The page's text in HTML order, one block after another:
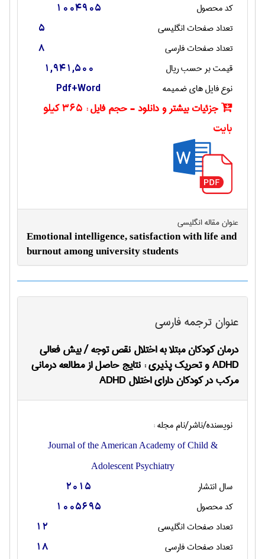
کد محصول 1004905
تعداد صفحات انگليسی 5
تعداد صفحات فارسی 8
قیمت بر حسب ریال 1,941,500
نوع فایل های ضمیمه Pdf+Word
جزئیات بیشتر و دانلود - حجم فایل :
365 کیلو
بایت
عنوان مقاله انگليسی
Emotional intelligence, satisfaction with life and
burnout among university students
عنوان ترجمه فارسی
درمان کودکان مبتلا به اختلال نقص توجه / بیش فعالی
ADHD و تحریک پذیری : نتایج حاصل از مطالعه درمانی
مرکب در کودکان دارای اختلال ADHD
نویسنده/ناشر/نام مجله :
Journal of the American Academy of Child &
Adolescent Psychiatry
سال انتشار 2015
کد محصول 1005695
تعداد صفحات انگليسی 12
تعداد صفحات فارسی 18